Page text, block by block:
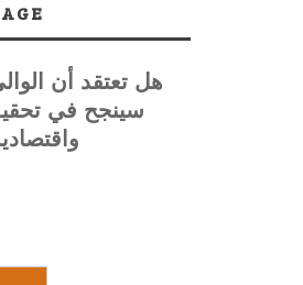
هل تعتقد أن
سينجح في